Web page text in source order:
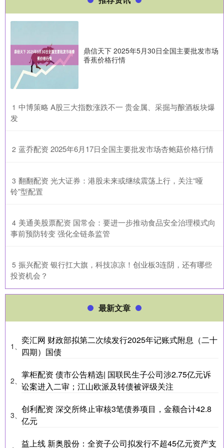
鼎信天下 2025年5月30日全国主要批发市场
香蕉价格行情
1 ​中博策略 A股三大指数涨跌不一 贵金属、采掘与酿酒板块爆
发
2 ​蓝乔配资 2025年6月17日全国主要批发市场杏鲍菇价格行情
3 ​翻翻配资 光大证券：港股未来或继续震荡上行，关注“哑
铃”型配置
4 ​美通美股票配资 国常会：要进一步推动食品安全治理模式向
事前预防转变 强化全链条监管
5 ​振兴配资 银行扛大旗，科技凉凉！创业板3连阴，还有哪些
投资机会？
最新文章
1、
奕汇网 财政部拟第二次续发行2025年记账式附息（二十
四期）国债
2、
掌柜配资 债市公告精选| 国联民生子公司涉2.75亿元诉
讼案进入二审；江山欧派及转债被评级关注
3、
创利配资 深交所终止审核3笔债券项目，金额合计42.8
亿元
益上线 新奥股份：全资子公司拟发行不超45亿元资产支